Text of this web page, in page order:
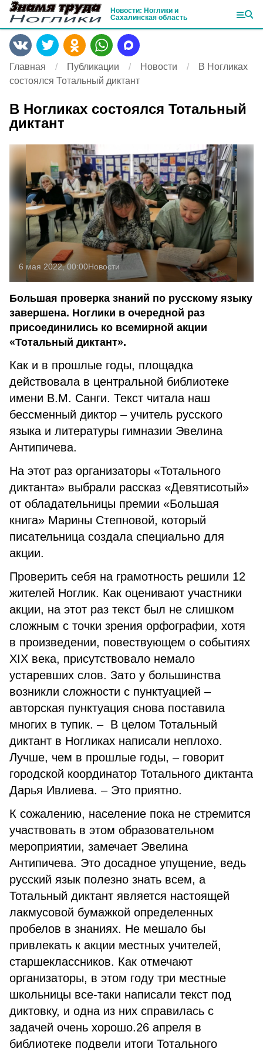
Новости: Ноглики и
Сахалинская область
Главная Публикации Новости
В Ногликах
состоялся Тотальный диктант
В Ногликах состоялся Тотальный
диктант
6 мая 2022, 00:00Новости
Большая проверка знаний по русскому языку
завершена. Ноглики в очередной раз
присоединились ко всемирной акции
«Тотальный диктант».
Как и в прошлые годы, площадка
действовала в центральной библиотеке
имени В.М. Санги. Текст читала наш
бессменный диктор – учитель русского
языка и литературы гимназии Эвелина
Антипичева.
На этот раз организаторы «Тотального
диктанта» выбрали рассказ «Девятисотый»
от обладательницы премии «Большая
книга» Марины Степновой, который
писательница создала специально для
акции.
Проверить себя на грамотность решили 12
жителей Ноглик. Как оценивают участники
акции, на этот раз текст был не слишком
сложным с точки зрения орфографии, хотя
в произведении, повествующем о событиях
ХIХ века, присутствовало немало
устаревших слов. Зато у большинства
возникли сложности с пунктуацией –
авторская пунктуация снова поставила
многих в тупик. – В целом Тотальный
диктант в Ногликах написали неплохо.
Лучше, чем в прошлые годы, – говорит
городской координатор Тотального диктанта
Дарья Ивлиева. – Это приятно.
К сожалению, население пока не стремится
участвовать в этом образовательном
мероприятии, замечает Эвелина
Антипичева. Это досадное упущение, ведь
русский язык полезно знать всем, а
Тотальный диктант является настоящей
лакмусовой бумажкой определенных
пробелов в знаниях. Не мешало бы
привлекать к акции местных учителей,
старшеклассников. Как отмечают
организаторы, в этом году три местные
школьницы все-таки написали текст под
диктовку, и одна из них справилась с
задачей очень хорошо.26 апреля в
библиотеке подвели итоги Тотального